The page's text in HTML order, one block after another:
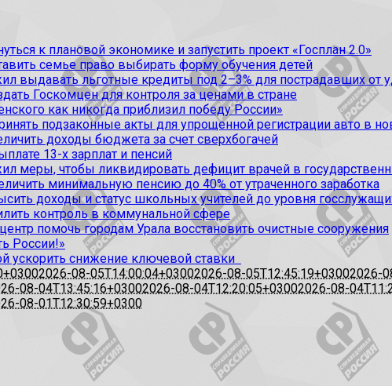
к плановой экономике и запустить проект «Госплан 2.0»
семье право выбирать форму обучения детей
выдавать льготные кредиты под 2–3% для пострадавших от
Госкомцен для контроля за ценами в стране
как никогда приблизил победу России»
подзаконные акты для упрощенной регистрации авто в
доходы бюджета за счет сверхбогачей
13-х зарплат и пенсий
меры, чтобы ликвидировать дефицит врачей в
минимальную пенсию до 40% от утраченного заработка
доходы и статус школьных учителей до уровня
контроль в коммунальной сфере
помочь городам Урала восстановить очистные сооружения
России!»
ускорить снижение ключевой ставки
2026-08-05T14:00:04+03002026-08-05T12:45:19+03002026-
08-04T13:45:16+03002026-08-04T12:20:05+03002026-08-
08-01T12:30:59+0300